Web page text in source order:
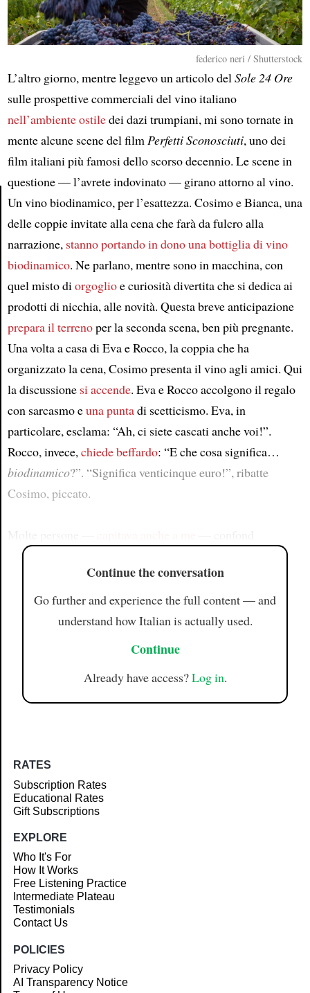
Article
federico neri / Shutterstock
L’altro giorno, mentre leggevo un articolo delSole 24 Ore
sulle prospettive commerciali del vino italiano
nell’ambiente ostiledei dazi trumpiani, mi sono tornate in
mente alcune scene del filmPerfetti Sconosciuti, uno dei
film italiani più famosi dello scorso decennio. Le scene in
questione — l’avrete indovinato — girano attorno al vino.
Un vino biodinamico, per l’esattezza. Cosimo e Bianca, una
delle coppie invitate alla cena che farà da fulcro alla
narrazione, stanno portando in dono una bottiglia di vino
biodinamico. Ne parlano, mentre sono in macchina, con
quel misto diorgoglioe curiosità divertita che si dedica ai
prodotti di nicchia, alle novità. Questa breve anticipazione
prepara il terrenoper la seconda scena, ben più pregnante.
Una volta a casa di Eva e Rocco, la coppia che ha
organizzato la cena, Cosimo presenta il vino agli amici. Qui
la discussione si accende. Eva e Rocco accolgono il regalo
con sarcasmo euna puntadi scetticismo. Eva, in
particolare, esclama: “Ah, ci siete cascati anche voi!”.
Rocco, invece,chiede beffardo: “E che cosa significa…
biodinamico?”. “Significa venticinque euro!”, ribatte
Cosimo, piccato.
Continue the conversation
Go further and experience the full content — and
understand how Italian is actually used.
Continue
Already have access?Log in.
RATES
Subscription Rates
Educational Rates
Gift Subscriptions
EXPLORE
Who It's For
How It Works
Free Listening Practice
Intermediate Plateau
Testimonials
Contact Us
POLICIES
Privacy Policy
AI Transparency Notice